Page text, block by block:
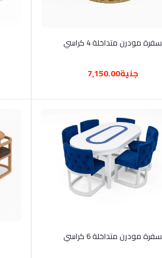
أضف إلى السلة
سفرة مودرن متداخلة 4 كراسي
جنية7,150.00
أضف إلى السلة
سفرة مودرن متداخلة 6 كراسي